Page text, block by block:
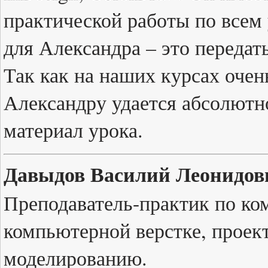
практической работы по
для Александра – это
Так как на наших курсах
Александру удается
материал урока.
Давыдов Василий
Преподаватель-практик по
компьютерной верстке,
моделированию.